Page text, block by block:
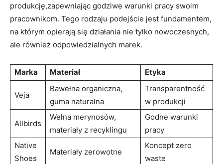
produkcję,zapewniając godziwe warunki pracy swoim
pracownikom. Tego rodzaju podejście jest fundamentem,
na którym opierają się działania nie tylko nowoczesnych,
ale również odpowiedzialnych marek.
Marka Materiał Etyka
Veja
Bawełna organiczna,
guma naturalna
Transparentność
w produkcji
Allbirds
Wełna merynosów,
materiały z recyklingu
Godne warunki
pracy
Native
Shoes
Materiały zerowotne
Koncept zero
waste